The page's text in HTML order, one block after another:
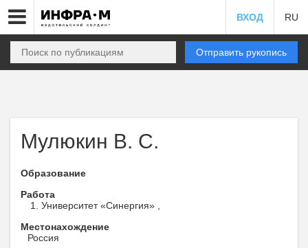
ВХОД RU
Отправить рукопись
Мулюкин В. С.
Образование
Работа
Университет «Синергия» ,
Местонахождение
Россия